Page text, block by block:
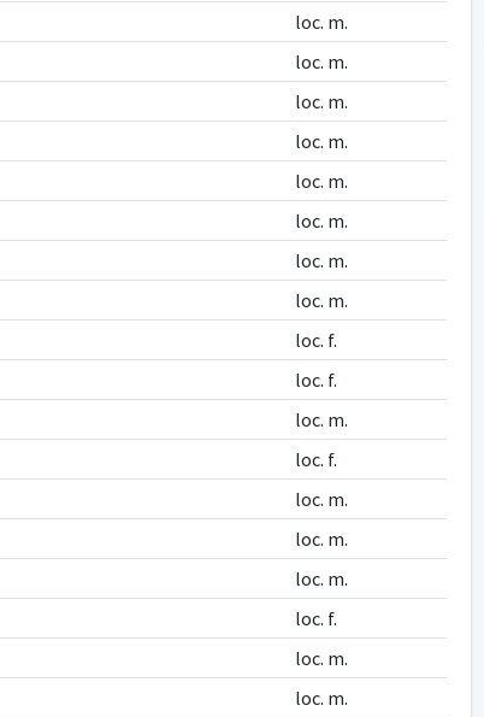
loc. m.
loc. m.
loc. m.
loc. m.
loc. m.
loc. m.
loc. m.
loc. m.
loc. f.
loc. f.
loc. m.
loc. f.
loc. m.
loc. m.
loc. m.
loc. f.
loc. m.
loc. m.